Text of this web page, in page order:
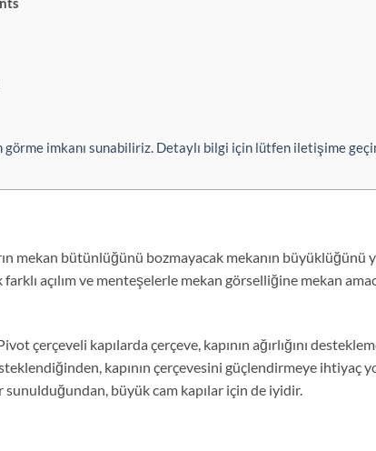
imkanı sunabiliriz. Detaylı bilgi için lütfen iletişime
mekan bütünlüğünü bozmayacak mekanın büyüklüğünü
açılım ve menteşelerle mekan görselliğine mekan
çerçeveli kapılarda çerçeve, kapının ağırlığını
kapının çerçevesini güçlendirmeye ihtiyaç
büyük cam kapılar için de iyidir.